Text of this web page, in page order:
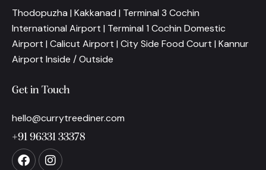
Thodopuzha | Kakkanad | Terminal 3 Cochin
International Airport | Terminal 1 Cochin Domestic
Airport | Calicut Airport | City Side Food Court | Kannur
Airport Inside / Outside
Get in Touch
hello@currytreediner.com
+91 96331 33378